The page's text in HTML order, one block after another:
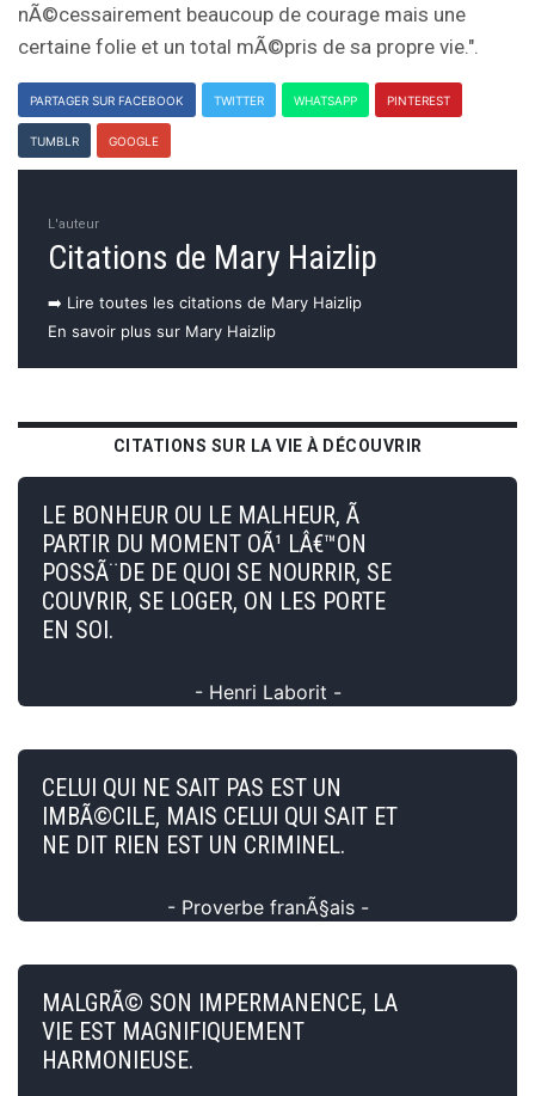
nÃ©cessairement beaucoup de courage mais une
certaine folie et un total mÃ©pris de sa propre vie.".
PARTAGER SUR FACEBOOK TWITTER WHATSAPP PINTEREST
TUMBLR GOOGLE
L'auteur
Citations de Mary Haizlip
➡️ Lire toutes les citations de Mary Haizlip
En savoir plus sur Mary Haizlip
CITATIONS SUR LA VIE À DÉCOUVRIR
LE BONHEUR OU LE MALHEUR, Ã
PARTIR DU MOMENT OÃ¹ LÂ€™ON
POSSÃ¨DE DE QUOI SE NOURRIR, SE
COUVRIR, SE LOGER, ON LES PORTE
EN SOI.
- Henri Laborit -
CELUI QUI NE SAIT PAS EST UN
IMBÃ©CILE, MAIS CELUI QUI SAIT ET
NE DIT RIEN EST UN CRIMINEL.
- Proverbe franÃ§ais -
MALGRÃ© SON IMPERMANENCE, LA
VIE EST MAGNIFIQUEMENT
HARMONIEUSE.